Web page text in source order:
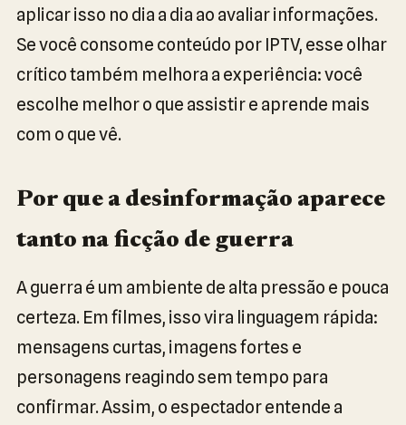
aplicar isso no dia a dia ao avaliar informações.
Se você consome conteúdo por IPTV, esse olhar
crítico também melhora a experiência: você
escolhe melhor o que assistir e aprende mais
com o que vê.
Por que a desinformação aparece
tanto na ficção de guerra
A guerra é um ambiente de alta pressão e pouca
certeza. Em filmes, isso vira linguagem rápida:
mensagens curtas, imagens fortes e
personagens reagindo sem tempo para
confirmar. Assim, o espectador entende a